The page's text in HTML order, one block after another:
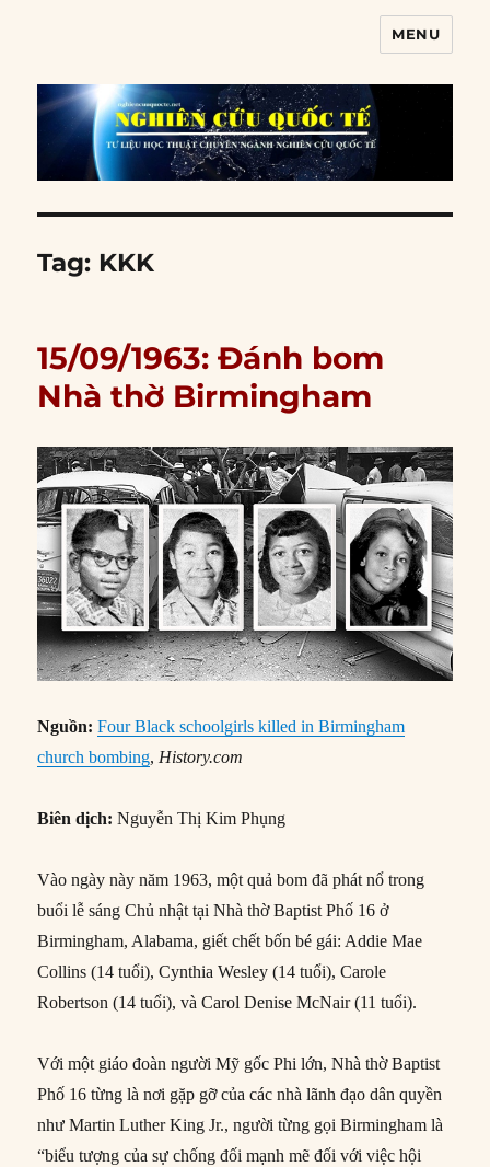
MENU
Tag: KKK
15/09/1963: Đánh bom
Nhà thờ Birmingham
Nguồn:Four Black schoolgirls killed in Birmingham
church bombing,History.com
Biên dịch: Nguyễn Thị Kim Phụng
Vào ngày này năm 1963, một quả bom đã phát nổ trong
buổi lễ sáng Chủ nhật tại Nhà thờ Baptist Phố 16 ở
Birmingham, Alabama, giết chết bốn bé gái: Addie Mae
Collins (14 tuổi), Cynthia Wesley (14 tuổi), Carole
Robertson (14 tuổi), và Carol Denise McNair (11 tuổi).
Với một giáo đoàn người Mỹ gốc Phi lớn, Nhà thờ Baptist
Phố 16 từng là nơi gặp gỡ của các nhà lãnh đạo dân quyền
như Martin Luther King Jr., người từng gọi Birmingham là
“biểu tượng của sự chống đối mạnh mẽ đối với việc hội